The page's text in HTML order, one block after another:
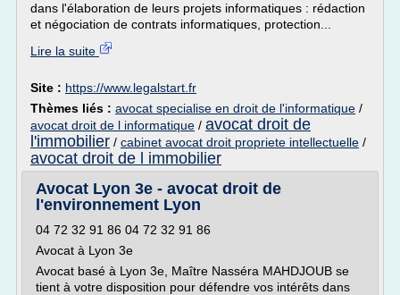
dans l'élaboration de leurs projets informatiques : rédaction
et négociation de contrats informatiques, protection...
Lire la suite
Site : https://www.legalstart.fr
Thèmes liés : avocat specialise en droit de l'informatique /
avocat droit de l informatique / avocat droit de
l'immobilier / cabinet avocat droit propriete intellectuelle /
avocat droit de l immobilier
Avocat Lyon 3e - avocat droit de
l'environnement Lyon
04 72 32 91 86 04 72 32 91 86
Avocat à Lyon 3e
Avocat basé à Lyon 3e, Maître Nasséra MAHDJOUB se
tient à votre disposition pour défendre vos intérêts dans